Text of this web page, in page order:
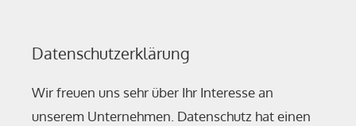
Datenschutzerklärung
Wir freuen uns sehr über Ihr Interesse an
unserem Unternehmen. Datenschutz hat einen